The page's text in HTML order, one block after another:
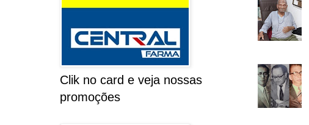
Clik no card e veja nossas
promoções